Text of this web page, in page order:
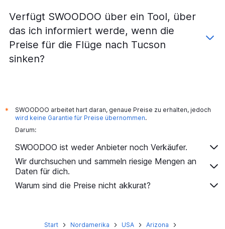
Verfügt SWOODOO über ein Tool, über
das ich informiert werde, wenn die
Preise für die Flüge nach Tucson
sinken?
*
SWOODOO arbeitet hart daran, genaue Preise zu erhalten, jedoch
wird keine Garantie für Preise übernommen.
Darum:
SWOODOO ist weder Anbieter noch Verkäufer.
Wir durchsuchen und sammeln riesige Mengen an
Daten für dich.
Warum sind die Preise nicht akkurat?
Start Nordamerika USA Arizona